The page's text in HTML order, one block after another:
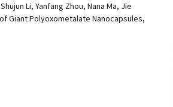
Li, Yanfang Zhou, Nana Ma, Jie
Giant Polyoxometalate Nanocapsules,